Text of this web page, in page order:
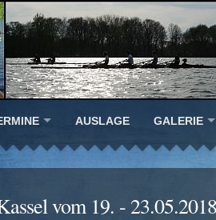
AUSLAGE GALERIE
vom 19. - 23.05.2018